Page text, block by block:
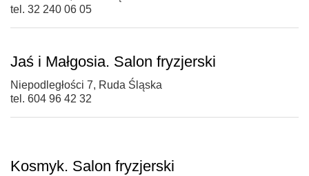
tel. 32 240 06 05
Jaś i Małgosia. Salon fryzjerski
Niepodległości 7, Ruda Śląska
tel. 604 96 42 32
Kosmyk. Salon fryzjerski